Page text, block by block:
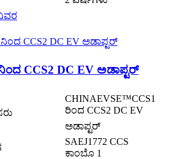
CCS2 DC EV ಅಡಾಪ್ಟರ್
CHINAEVSE™️CCS1
ರಿಂದ CCS2 DC EV
ಅಡಾಪ್ಟರ್
SAEJ1772 CCS
ಕಾಂಬೊ 1